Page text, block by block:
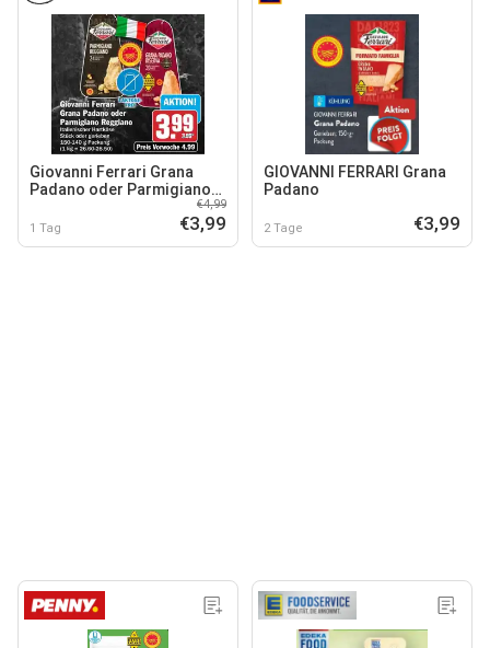
Giovanni Ferrari Grana
Padano oder Parmigiano
1 Tag
€4,99
€3,99
GIOVANNI FERRARI Grana
Padano
2 Tage €3,99